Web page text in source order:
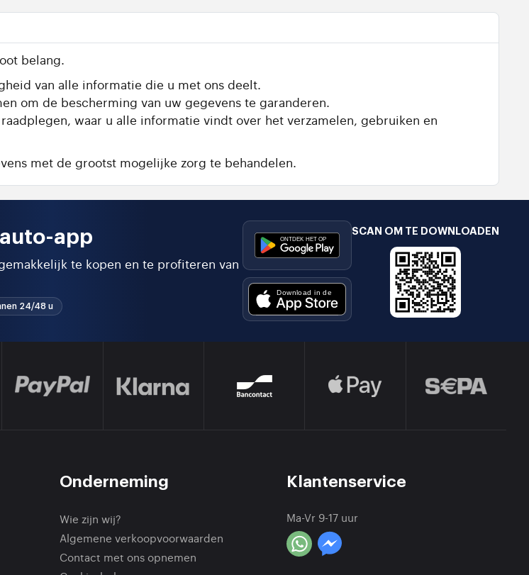
belang.
van alle informatie die u met ons deelt.
om de bescherming van uw gegevens te garanderen.
waar u alle informatie vindt over het verzamelen, gebruiken en
met de grootst mogelijke zorg te behandelen.
app
te kopen en te profiteren van
24/48 u
SCAN OM TE DOWNLOADEN
Onderneming
Wie zijn wij?
Algemene verkoopvoorwaarden
Contact met ons opnemen
Klantenservice
Ma-Vr 9-17 uur